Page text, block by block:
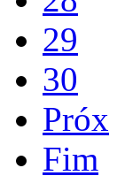
29
30
Próx
Fim